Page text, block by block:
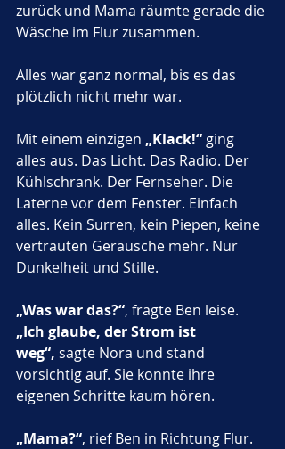
zurück und Mama räumte gerade die
Wäsche im Flur zusammen.
Alles war ganz normal, bis es das
plötzlich nicht mehr war.
Mit einem einzigen „Klack!“ ging
alles aus. Das Licht. Das Radio. Der
Kühlschrank. Der Fernseher. Die
Laterne vor dem Fenster. Einfach
alles. Kein Surren, kein Piepen, keine
vertrauten Geräusche mehr. Nur
Dunkelheit und Stille.
„Was war das?“, fragte Ben leise.
„Ich glaube, der Strom ist
weg“, sagte Nora und stand
vorsichtig auf. Sie konnte ihre
eigenen Schritte kaum hören.
„Mama?“, rief Ben in Richtung Flur.